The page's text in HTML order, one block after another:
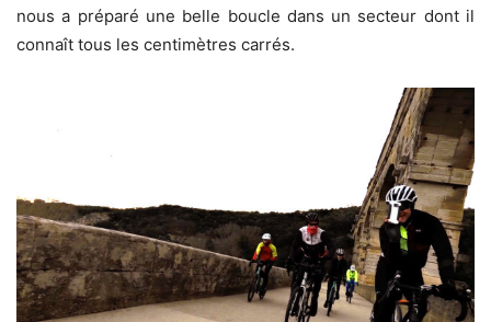
nous a préparé une belle boucle dans un secteur dont il
connaît tous les centimètres carrés.